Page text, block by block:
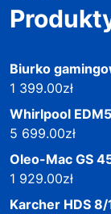
Biurko
1 399.00zł
Whirlpool
5 699.00zł
Oleo-Mac GS
1 929.00zł
Karcher HDS